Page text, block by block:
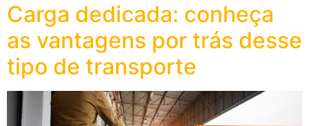
Carga dedicada: conheça
as vantagens por trás desse
tipo de transporte